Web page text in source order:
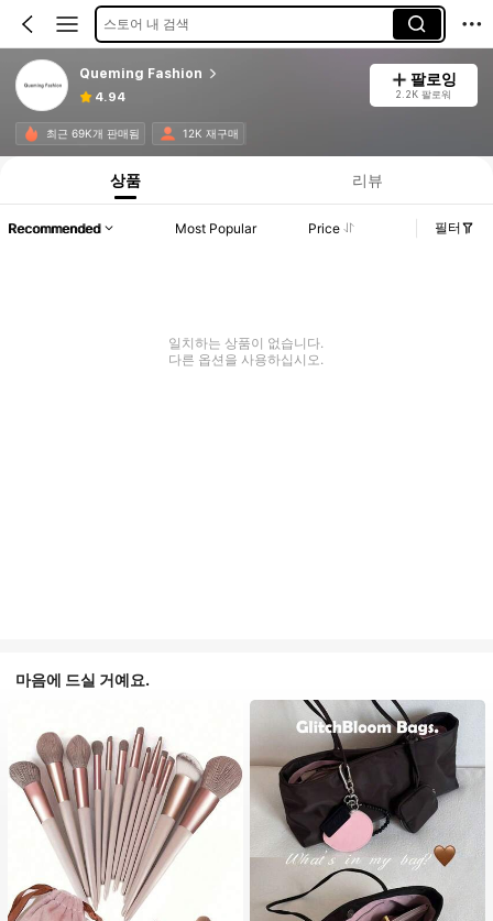
스토어 내 검색
Queming Fashion
4.94
팔로잉
2.2K 팔로워
최근 69K개 판매됨 12K 재구매
상품 리뷰
Recommended Most Popular Price 필터
일치하는 상품이 없습니다.
다른 옵션을 사용하십시오.
마음에 드실 거예요.